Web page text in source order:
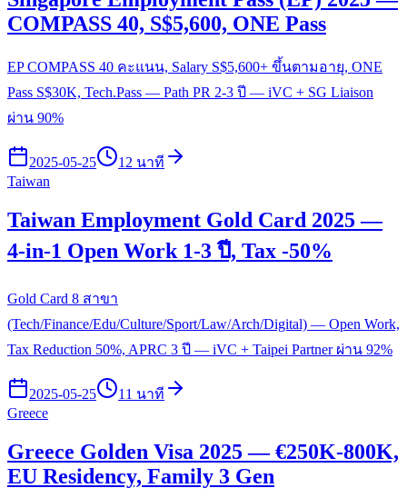
COMPASS 40, S$5,600, ONE Pass
EP COMPASS 40 คะแนน, Salary S$5,600+ ขึ้นตามอายุ, ONE
Pass S$30K, Tech.Pass — Path PR 2-3 ปี — iVC + SG Liaison
ผ่าน 90%
2025-05-25
12 นาที
Taiwan
Taiwan Employment Gold Card 2025 —
4-in-1 Open Work 1-3 ปี, Tax -50%
Gold Card 8 สาขา
(Tech/Finance/Edu/Culture/Sport/Law/Arch/Digital) — Open Work,
Tax Reduction 50%, APRC 3 ปี — iVC + Taipei Partner ผ่าน 92%
2025-05-25
11 นาที
Greece
Greece Golden Visa 2025 — €250K-800K,
EU Residency, Family 3 Gen